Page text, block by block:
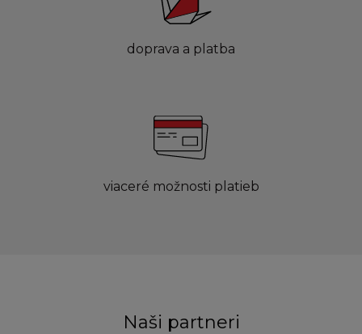
doprava a platba
viaceré možnosti platieb
Naši partneri